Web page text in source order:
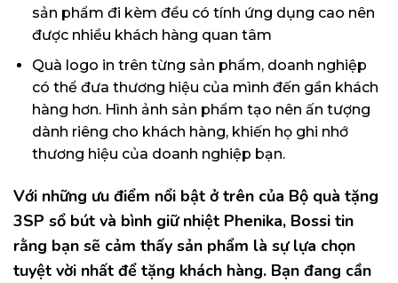
sản phẩm đi kèm đều có tính ứng dụng cao nên
được nhiều khách hàng quan tâm
Quà logo in trên từng sản phẩm, doanh nghiệp
có thể đưa thương hiệu của mình đến gần khách
hàng hơn. Hình ảnh sản phẩm tạo nên ấn tượng
dành riêng cho khách hàng, khiến họ ghi nhớ
thương hiệu của doanh nghiệp bạn.
Với những ưu điểm nổi bật ở trên của Bộ quà tặng
3SP sổ bút và bình giữ nhiệt Phenika, Bossi tin
rằng bạn sẽ cảm thấy sản phẩm là sự lựa chọn
tuyệt vời nhất để tặng khách hàng. Bạn đang cần